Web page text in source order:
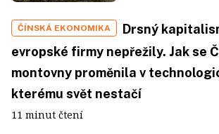
ČÍNSKÁ EKONOMIKA
Drsný
evropské firmy nepřežily. Jak se
montovny proměnila v
kterému svět nestačí
11 minut čtení